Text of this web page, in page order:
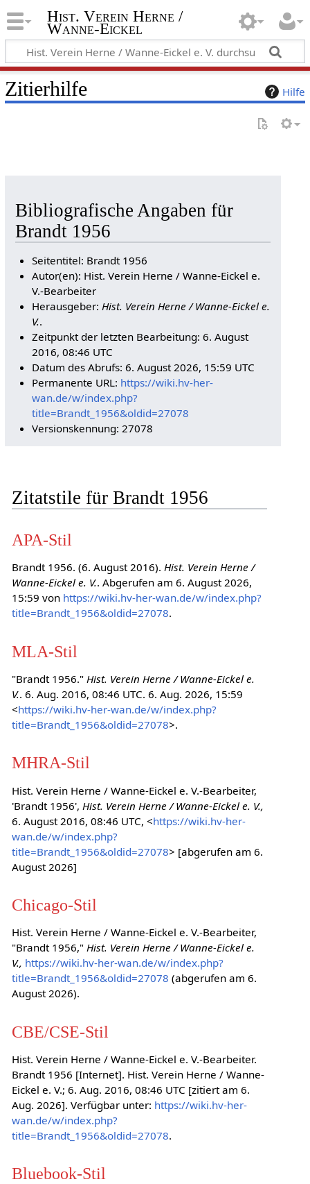
Hist. Verein Herne /
Wanne-Eickel
Hilfe
Zitierhilfe
Bibliografische Angaben für
Brandt 1956
Seitentitel: Brandt 1956
Autor(en): Hist. Verein Herne / Wanne-Eickel e.
V.-Bearbeiter
Herausgeber: Hist. Verein Herne / Wanne-Eickel e.
V..
Zeitpunkt der letzten Bearbeitung: 6. August
2016, 08:46 UTC
Datum des Abrufs: 6. August 2026, 15:59 UTC
Permanente URL: https://wiki.hv-her-
wan.de/w/index.php?
title=Brandt_1956&oldid=27078
Versionskennung: 27078
Zitatstile für Brandt 1956
APA-Stil
Brandt 1956. (6. August 2016). Hist. Verein Herne /
Wanne-Eickel e. V.. Abgerufen am 6. August 2026,
15:59 von https://wiki.hv-her-wan.de/w/index.php?
title=Brandt_1956&oldid=27078.
MLA-Stil
"Brandt 1956." Hist. Verein Herne / Wanne-Eickel e.
V.. 6. Aug. 2016, 08:46 UTC. 6. Aug. 2026, 15:59
<https://wiki.hv-her-wan.de/w/index.php?
title=Brandt_1956&oldid=27078>.
MHRA-Stil
Hist. Verein Herne / Wanne-Eickel e. V.-Bearbeiter,
'Brandt 1956', Hist. Verein Herne / Wanne-Eickel e. V.,
6. August 2016, 08:46 UTC, <https://wiki.hv-her-
wan.de/w/index.php?
title=Brandt_1956&oldid=27078> [abgerufen am 6.
August 2026]
Chicago-Stil
Hist. Verein Herne / Wanne-Eickel e. V.-Bearbeiter,
"Brandt 1956," Hist. Verein Herne / Wanne-Eickel e.
V., https://wiki.hv-her-wan.de/w/index.php?
title=Brandt_1956&oldid=27078 (abgerufen am 6.
August 2026).
CBE/CSE-Stil
Hist. Verein Herne / Wanne-Eickel e. V.-Bearbeiter.
Brandt 1956 [Internet]. Hist. Verein Herne / Wanne-
Eickel e. V.; 6. Aug. 2016, 08:46 UTC [zitiert am 6.
Aug. 2026]. Verfügbar unter: https://wiki.hv-her-
wan.de/w/index.php?
title=Brandt_1956&oldid=27078.
Bluebook-Stil